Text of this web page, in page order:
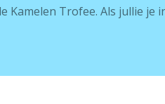
Kamelen Trofee. Als jullie